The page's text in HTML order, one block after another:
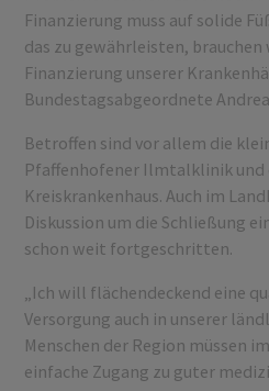
Finanzierung muss auf solide
das zu gewährleisten,
Finanzierung unserer
Bundestagsabgeordnete
Betroffen sind vor allem die
Pfaffenhofener Ilmtalklinik und
Kreiskrankenhaus. Auch im
Diskussion um die Schließung
schon weit fortgeschritten.
„Ich will flächendeckend eine
Versorgung auch in unserer
Menschen der Region müssen
einfache Zugang zu guter